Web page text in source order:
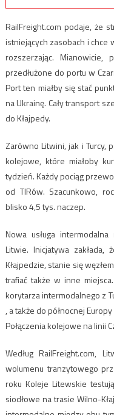
RailFreight.com podaje, że
istniejących zasobach i chce
rozszerzając. Mianowicie,
przedłużone do portu w
Port ten miałby się stać
na Ukrainę. Cały transport
do Kłajpedy.
Zarówno Litwini, jak i Turcy,
kolejowe, które miałoby
tydzień. Każdy pociąg
od TIRów. Szacunkowo,
blisko 4,5 tys. naczep.
Nowa usługa
Litwie. Inicjatywa
Kłajpedzie, stanie się
trafiać także w inne
korytarza intermodalnego z
, a także do północnej
Połączenia kolejowe na linii
Według RailFreight.com,
wolumenu tranzytowego
roku Koleje Litewskie
siodłowe na trasie Wilno-